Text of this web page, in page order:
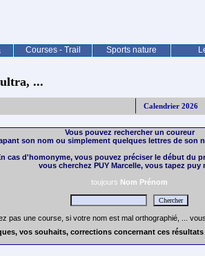
Courses - Trail Sports nature
...
Calendrier 2026
Vous pouvez rechercher un coureur
son nom ou simplement quelques lettres de son
cas d'homonyme, vous pouvez préciser le début du
vous cherchez PUY Marcelle, vous tapez puy
toujours Nom Prénom
pas une course, si votre nom est mal orthographié, ...
vos souhaits, corrections concernant ces résultats